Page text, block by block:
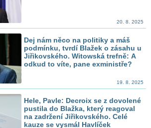
20. 8. 2025
Dej nám něco na politiky a máš
podmínku, tvrdí Blažek o zásahu u
Jiřikovského. Witowská trefně: A
odkud to víte, pane exministře?
19. 8. 2025
Hele, Pavle: Decroix se z dovolené
pustila do Blažka, který reagoval
na zadržení Jiřikovského. Celé
kauze se vysmál Havlíček